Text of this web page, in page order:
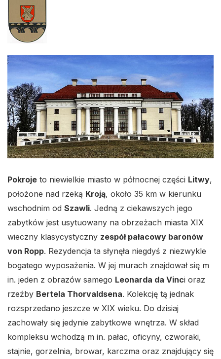
Pokroje to niewielkie miasto w północnej części Litwy,
położone nad rzeką Kroją, około 35 km w kierunku
wschodnim od Szawli. Jedną z ciekawszych jego
zabytków jest usytuowany na obrzeżach miasta XIX
wieczny klasycystyczny zespół pałacowy baronów
von Ropp. Rezydencja ta słynęła niegdyś z niezwykle
bogatego wyposażenia. W jej murach znajdował się m
in. jeden z obrazów samego Leonarda da Vinci oraz
rzeźby Bertela Thorvaldsena. Kolekcję tą jednak
rozsprzedano jeszcze w XIX wieku. Do dzisiaj
zachowały się jedynie zabytkowe wnętrza. W skład
kompleksu wchodzą m in. pałac, oficyny, czworaki,
stajnie, gorzelnia, browar, karczma oraz znajdujący się